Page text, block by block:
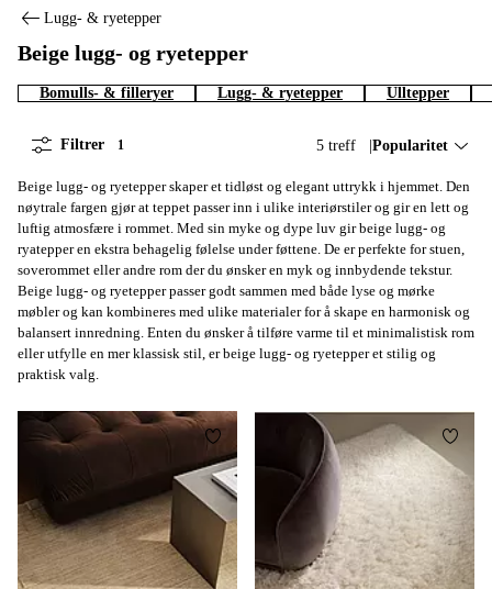
Lugg- & ryetepper
Beige lugg- og ryetepper
Bomulls- & filleryer Lugg- & ryetepper Ulltepper
5 treff Sorter på:
Popularitet
Filtrer 1
Beige lugg- og ryetepper skaper et tidløst og elegant uttrykk i hjemmet. Den
nøytrale fargen gjør at teppet passer inn i ulike interiørstiler og gir en lett og
luftig atmosfære i rommet. Med sin myke og dype luv gir beige lugg- og
ryatepper en ekstra behagelig følelse under føttene. De er perfekte for stuen,
soverommet eller andre rom der du ønsker en myk og innbydende tekstur.
Beige lugg- og ryetepper passer godt sammen med både lyse og mørke
møbler og kan kombineres med ulike materialer for å skape en harmonisk og
balansert innredning. Enten du ønsker å tilføre varme til et minimalistisk rom
eller utfylle en mer klassisk stil, er beige lugg- og ryetepper et stilig og
praktisk valg.
Legg til favoritter
200X300
Legg
160X230200X300